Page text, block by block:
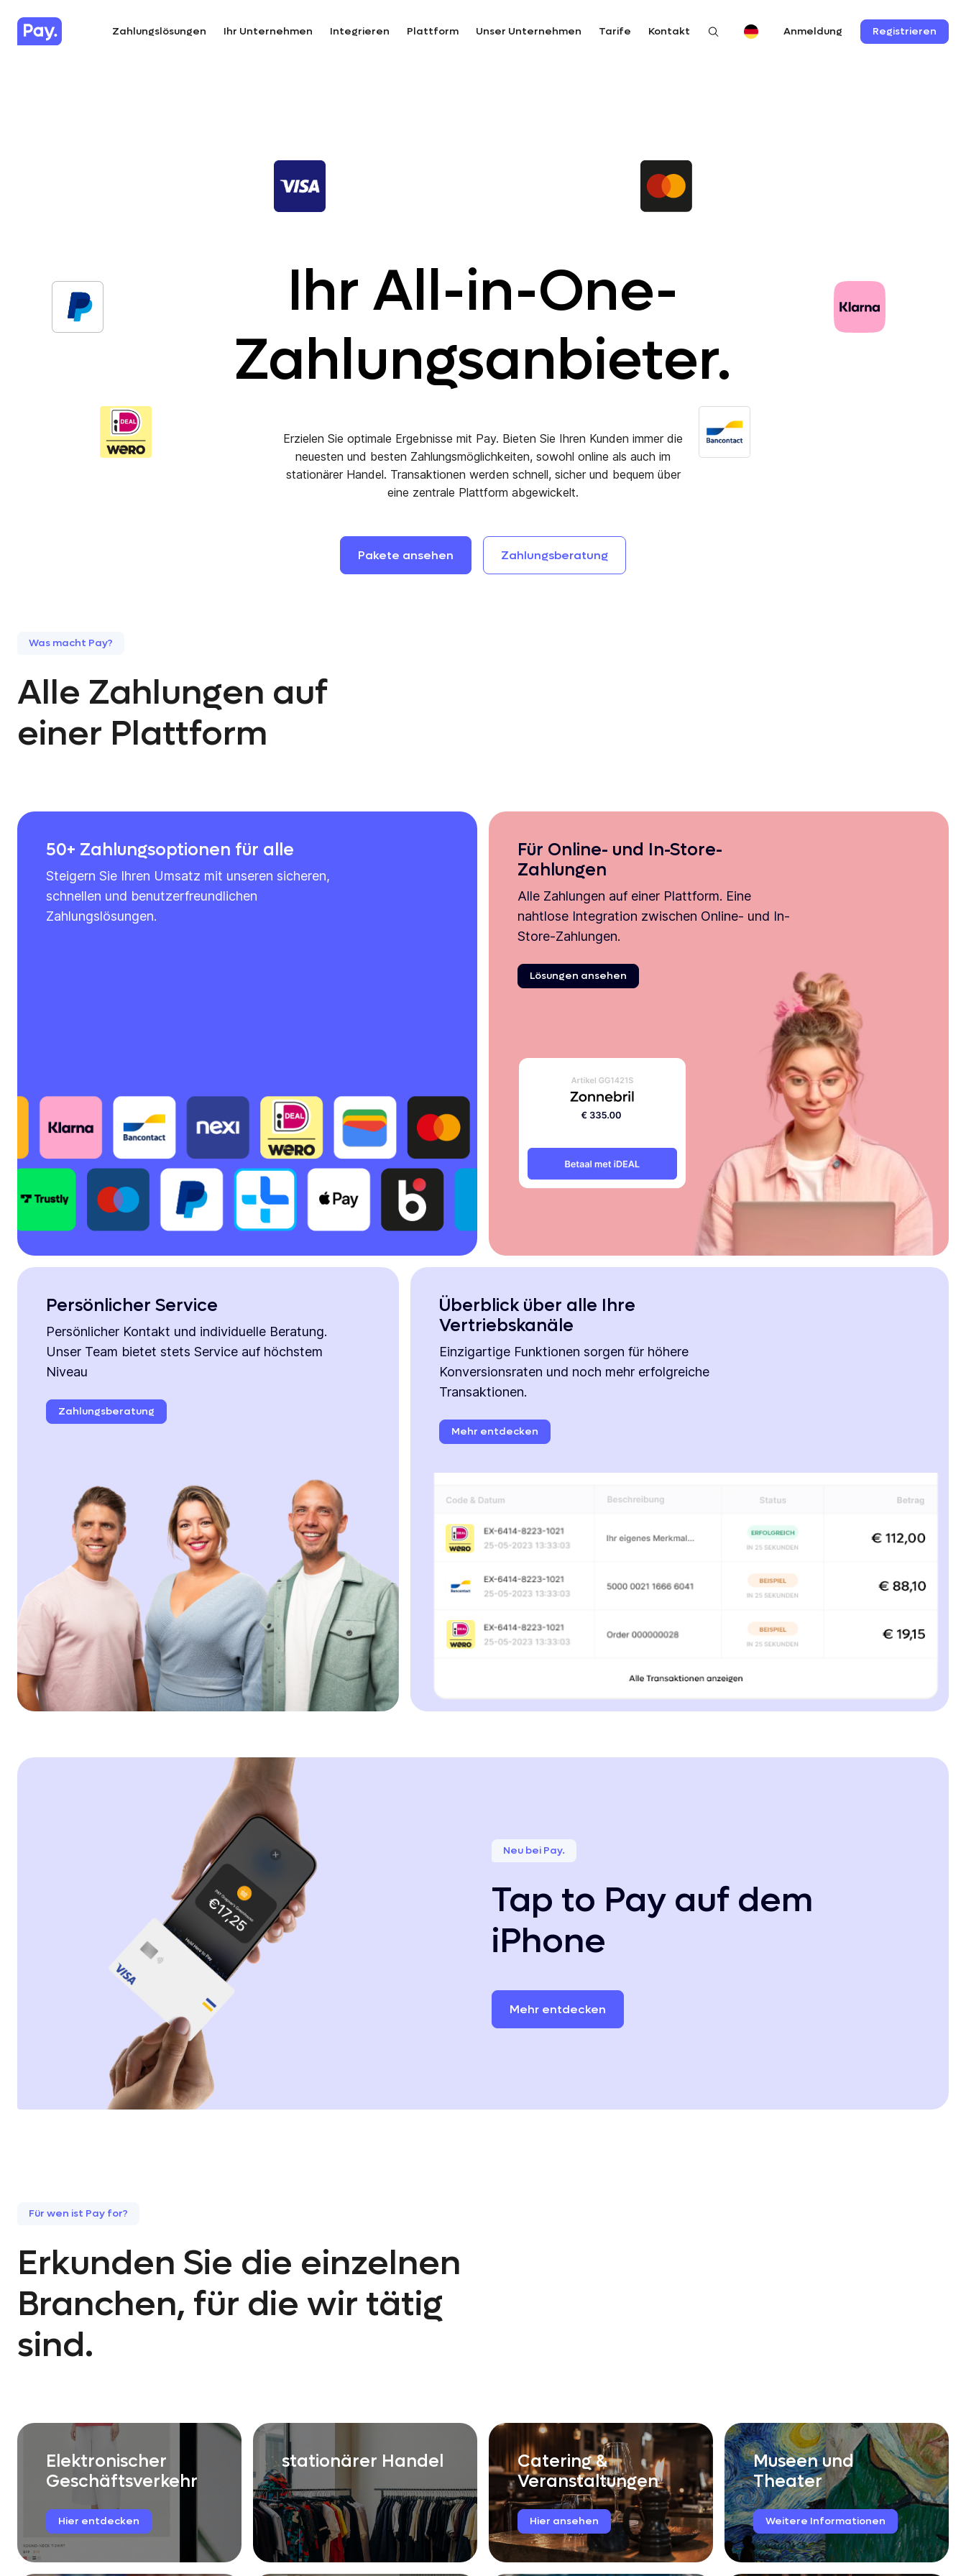
Zahlungslösungen Ihr Unternehmen Integrieren Plattform Unser Unternehmen Tarife Kontakt Anmeldung Registrieren
Ihr All-in-One-
Zahlungsanbieter.
Erzielen Sie optimale Ergebnisse mit Pay. Bieten Sie Ihren Kunden immer die
neuesten und besten Zahlungsmöglichkeiten, sowohl online als auch im
stationärer Handel. Transaktionen werden schnell, sicher und bequem über
eine zentrale Plattform abgewickelt.
Pakete ansehen Zahlungsberatung
Was macht Pay?
Alle Zahlungen auf
einer Plattform
50+ Zahlungsoptionen für alle
Steigern Sie Ihren Umsatz mit unseren sicheren,
schnellen und benutzerfreundlichen
Zahlungslösungen.
Für Online- und In-Store-
Zahlungen
Alle Zahlungen auf einer Plattform. Eine
nahtlose Integration zwischen Online- und In-
Store-Zahlungen.
Lösungen ansehen
Persönlicher Service
Persönlicher Kontakt und individuelle Beratung.
Unser Team bietet stets Service auf höchstem
Niveau
Zahlungsberatung
Überblick über alle Ihre
Vertriebskanäle
Einzigartige Funktionen sorgen für höhere
Konversionsraten und noch mehr erfolgreiche
Transaktionen.
Mehr entdecken
Neu bei Pay.
Tap to Pay auf dem
iPhone
Mehr entdecken
Für wen ist Pay for?
Erkunden Sie die einzelnen
Branchen, für die wir tätig
sind.
Elektronischer
Geschäftsverkehr
Hier entdecken
stationärer Handel
Catering &
Veranstaltungen
Hier ansehen
Museen und
Theater
Weitere Informationen